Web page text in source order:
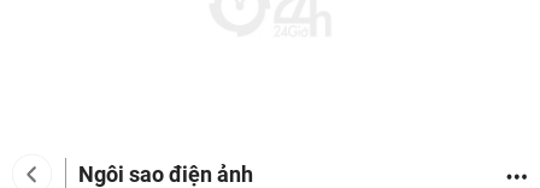
Ngôi sao điện ảnh